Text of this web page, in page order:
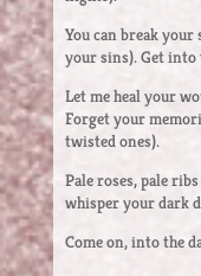
You can break
your sins). Get into
Let me heal your
Forget your
twisted ones).
Pale roses, pale
whisper your dark
Come on, into the